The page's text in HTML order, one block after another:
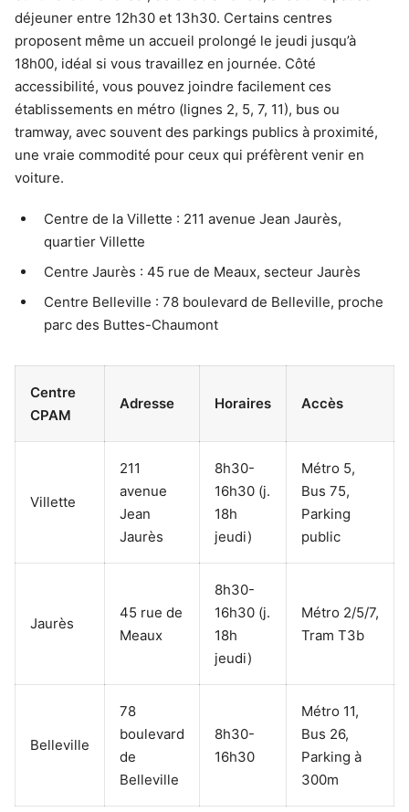
déjeuner entre 12h30 et 13h30. Certains centres
proposent même un accueil prolongé le jeudi jusqu’à
18h00, idéal si vous travaillez en journée. Côté
accessibilité, vous pouvez joindre facilement ces
établissements en métro (lignes 2, 5, 7, 11), bus ou
tramway, avec souvent des parkings publics à proximité,
une vraie commodité pour ceux qui préfèrent venir en
voiture.
Centre de la Villette : 211 avenue Jean Jaurès,
quartier Villette
Centre Jaurès : 45 rue de Meaux, secteur Jaurès
Centre Belleville : 78 boulevard de Belleville, proche
parc des Buttes-Chaumont
Centre
CPAM
Adresse Horaires Accès
Villette
211
avenue
Jean
Jaurès
8h30-
16h30 (j.
18h
jeudi)
Métro 5,
Bus 75,
Parking
public
Jaurès
45 rue de
Meaux
8h30-
16h30 (j.
18h
jeudi)
Métro 2/5/7,
Tram T3b
Belleville
78
boulevard
de
Belleville
8h30-
16h30
Métro 11,
Bus 26,
Parking à
300m